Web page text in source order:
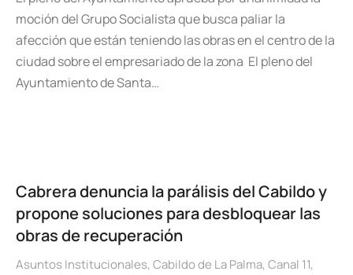
moción del Grupo Socialista que busca paliar la
afección que están teniendo las obras en el centro de la
ciudad sobre el empresariado de la zona El pleno del
Ayuntamiento de Santa…
Cabrera denuncia la parálisis del Cabildo y
propone soluciones para desbloquear las
obras de recuperación
Asuntos Institucionales, Cabildo de La Palma, Canal 11,